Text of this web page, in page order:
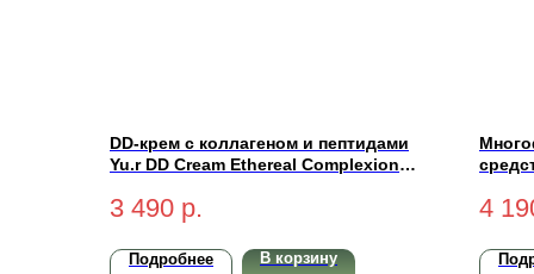
DD-крем с коллагеном и пептидами
Yu.r DD Cream Ethereal Complexion
3 490 р.
Подробнее В корзину
4